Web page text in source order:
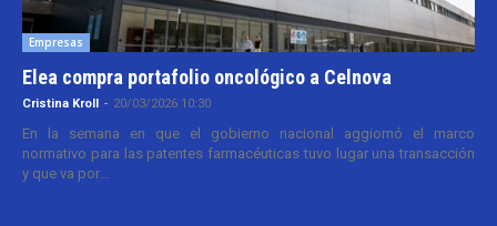
Empresas
Elea compra portafolio oncológico a Celnova
Cristina Kroll - 20/03/2026 10:30
En la semana en que el gobierno nacional aggiornó el marco
normativo para las patentes farmacéuticas tuvo lugar una transacción
y que va por...